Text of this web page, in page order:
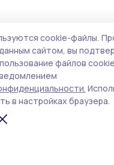
школьница
площади Санкт-
колледжа
давнюю мечту —
столицы.
cookie-файлы.
сайтом, вы
файлов
в настройках браузера.